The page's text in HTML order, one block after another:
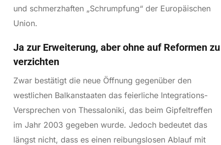
und schmerzhaften „Schrumpfung“ der Europäischen
Union.
Ja zur Erweiterung, aber ohne auf Reformen zu
verzichten
Zwar bestätigt die neue Öffnung gegenüber den
westlichen Balkanstaaten das feierliche Integrations-
Versprechen von Thessaloniki, das beim Gipfeltreffen
im Jahr 2003 gegeben wurde. Jedoch bedeutet das
längst nicht, dass es einen reibungslosen Ablauf mit